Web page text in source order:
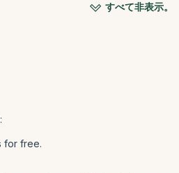
すべて非表示。
for free.